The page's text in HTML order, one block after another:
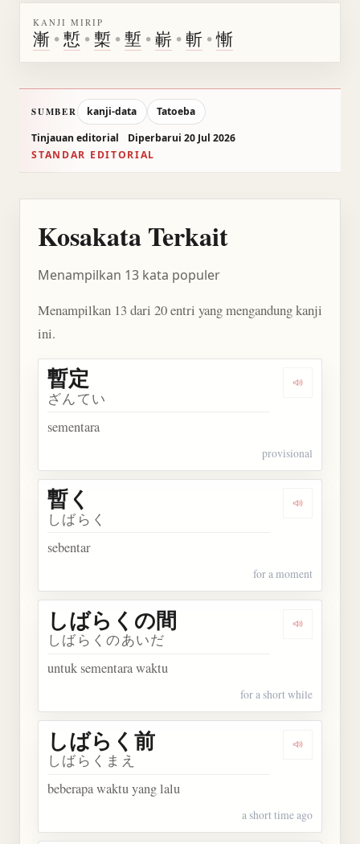
KANJI MIRIP
漸 •慙 • 槧 •塹 •嶄 •斬 •慚
SUMBER kanji-data
Tatoeba
Tinjauan editorial
Diperbarui 20 Jul 2026
STANDAR EDITORIAL
Kosakata Terkait
Menampilkan 13 kata populer
Menampilkan 13 dari 20 entri yang mengandung kanji
ini.
Dengarkan
暫定
ざんてい
sementara
provisional
Dengarkan
暫く
しばらく
sebentar
for a moment
Dengarkan
しばらくの間
しばらくのあいだ
untuk sementara waktu
for a short while
Dengarkan
しばらく前
しばらくまえ
beberapa waktu yang lalu
a short time ago